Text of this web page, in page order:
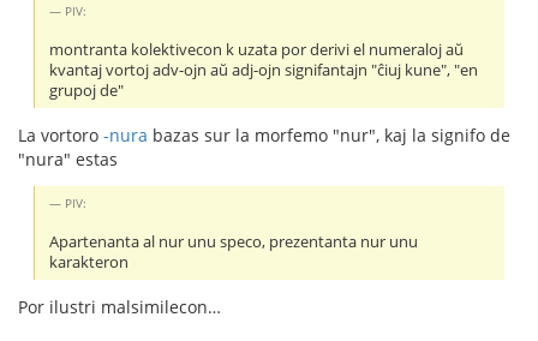
PIV:
montranta kolektivecon k uzata por derivi el numeraloj aŭ
kvantaj vortoj adv-ojn aŭ adj-ojn signifantajn "ĉiuj kune", "en
grupoj de"
La vortoro -nura bazas sur la morfemo "nur", kaj la signifo de
"nura" estas
PIV:
Apartenanta al nur unu speco, prezentanta nur unu
karakteron
Por ilustri malsimilecon…